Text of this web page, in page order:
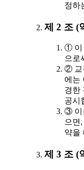
정하
제 2 조 (
① 이
으로
② 교
에는
경한
공시
③ 이
으면
약을
제 3 조 (